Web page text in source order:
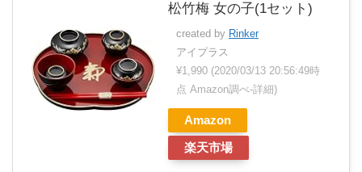
松竹梅 女の子(1セット)
created by Rinker
アイプラス
¥1,990 (2020/03/13 20:56:49時
点 Amazon調べ-詳細)
Amazon
楽天市場